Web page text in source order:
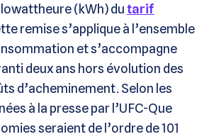
(kWh) dutarif
remise s’applique à l’ensemble
et s’accompagne
deux ans hors évolution des
d’acheminement. Selon les
à la presse par l’UFC-Que
seraient de l’ordre de 101